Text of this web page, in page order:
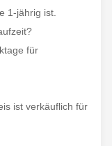
1-jährig ist.
für
ist verkäuflich für